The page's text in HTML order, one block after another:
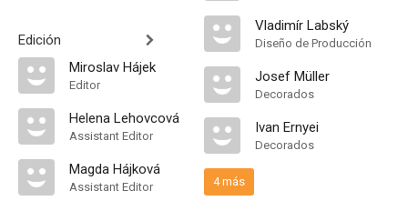
Edición
Miroslav Hájek
Editor
Helena Lehovcová
Assistant Editor
Magda Hájková
Assistant Editor
Vladimír Labský
Diseño de Producción
Josef Müller
Decorados
Ivan Ernyei
Decorados
4 más